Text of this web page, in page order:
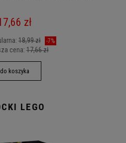
zł
18,99 zł -7%
cena:17,66 zł
do koszyka
LEGO